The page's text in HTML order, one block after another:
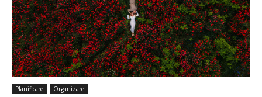
Planificare Organizare